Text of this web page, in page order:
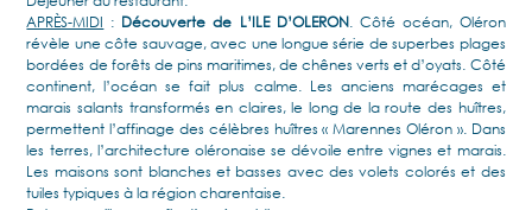
APRÈS-MIDI : Découverte de L’ILE D’OLERON. Côté océan, Oléron
révèle une côte sauvage, avec une longue série de superbes plages
bordées de forêts de pins maritimes, de chênes verts et d’oyats. Côté
continent, l’océan se fait plus calme. Les anciens marécages et
marais salants transformés en claires, le long de la route des huîtres,
permettent l’affinage des célèbres huîtres « Marennes Oléron ». Dans
les terres, l’architecture oléronaise se dévoile entre vignes et marais.
Les maisons sont blanches et basses avec des volets colorés et des
tuiles typiques à la région charentaise.